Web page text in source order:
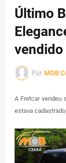
Último
vendido
Por MOB
A Fretcar vendeu
estava